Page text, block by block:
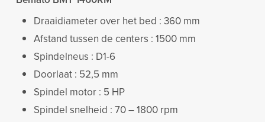
Draaidiameter over het bed : 360 mm
Afstand tussen de centers : 1500 mm
Spindelneus : D1-6
Doorlaat : 52,5 mm
Spindel motor : 5 HP
Spindel snelheid : 70 – 1800 rpm